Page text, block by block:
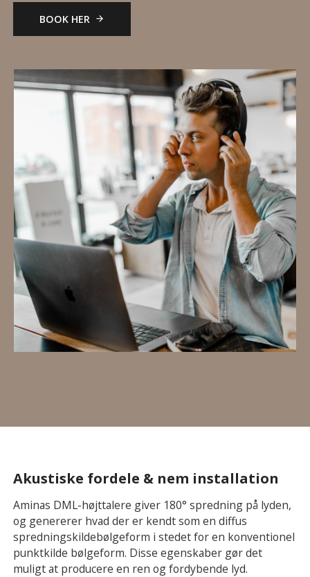
BOOK HER
Akustiske fordele & nem installation
Aminas DML-højttalere giver 180° spredning på lyden,
og genererer hvad der er kendt som en diffus
spredningskildebølgeform i stedet for en konventionel
punktkilde bølgeform. Disse egenskaber gør det
muligt at producere en ren og fordybende lyd.